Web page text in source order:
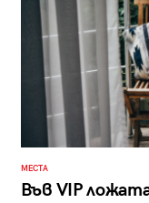
МЕСТА
Във VIP